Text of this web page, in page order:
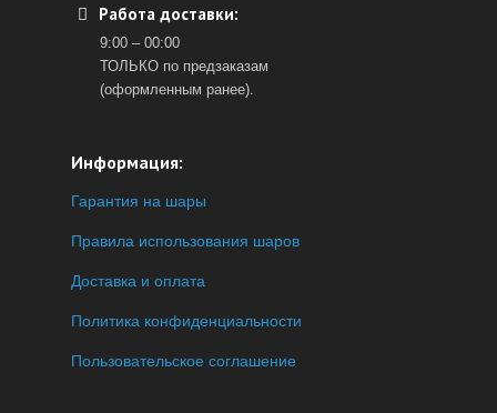
Работа доставки:
9:00 – 00:00
ТОЛЬКО по предзаказам
(оформленным ранее).
Информация:
Гарантия на шары
Правила использования шаров
Доставка и оплата
Политика конфиденциальности
Пользовательское соглашение